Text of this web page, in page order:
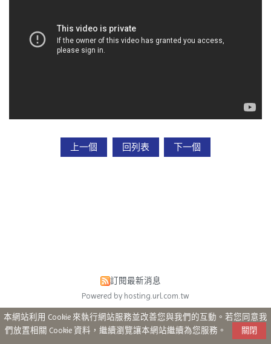
上一個 回列表 下一個
訂閱最新消息
Powered by hosting.url.com.tw
本網站利用 Cookie 來執行網站服務並改善您與我們的互動。若您同意我
們放置相關 Cookie 資料，繼續瀏覽讓本網站繼續為您服務。